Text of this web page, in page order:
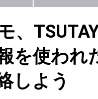
、
を使われ
しよう